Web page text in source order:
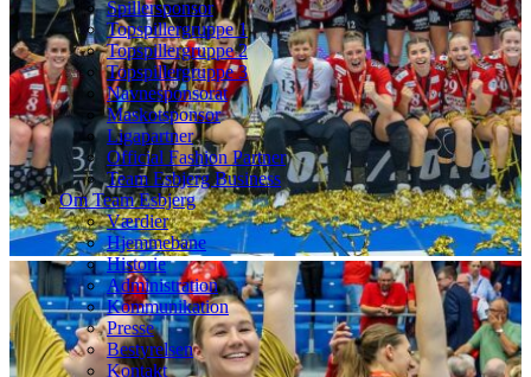
Spillersponsor
Topspillergruppe 1
Topspillergruppe 2
Topspillergruppe 3
Navnesponsorat
Maskotsponsor
Ligapartner
Official Fashion Partner
Team Esbjerg Business
Om Team Esbjerg
Værdier
Hjemmebane
Historie
Administration
Kommunikation
Presse
Bestyrelsen
Kontakt